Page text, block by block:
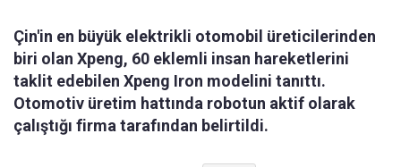
Çin'in en büyük elektrikli otomobil üreticilerinden
biri olan Xpeng, 60 eklemli insan hareketlerini
taklit edebilen Xpeng Iron modelini tanıttı.
Otomotiv üretim hattında robotun aktif olarak
çalıştığı firma tarafından belirtildi.